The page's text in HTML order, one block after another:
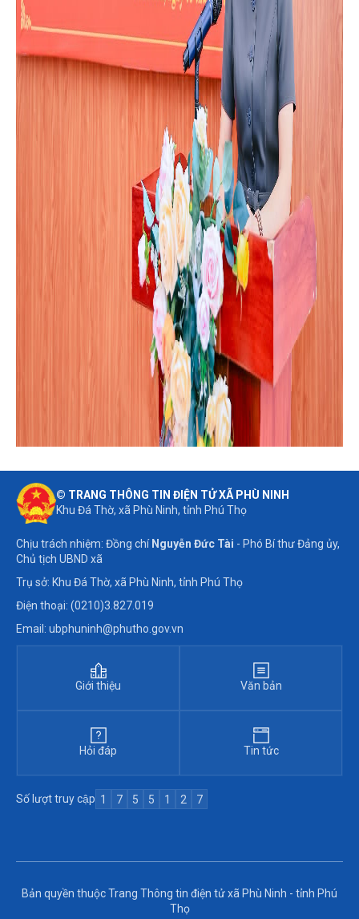
© TRANG THÔNG TIN ĐIỆN TỬ XÃ PHÙ NINH
Khu Đá Thờ, xã Phù Ninh, tỉnh Phú Thọ
Chịu trách nhiệm: Đồng chí Nguyễn Đức Tài - Phó Bí thư Đảng ủy,
Chủ tịch UBND xã
Trụ sở: Khu Đá Thờ, xã Phù Ninh, tỉnh Phú Thọ
Điện thoại: (0210)3.827.019
Email: ubphuninh@phutho.gov.vn
Giới thiệu Văn bản
Hỏi đáp Tin tức
Số lượt truy cập 1 7 5 5 1 2 7
Bản quyền thuộc Trang Thông tin điện tử xã Phù Ninh - tỉnh Phú
Thọ